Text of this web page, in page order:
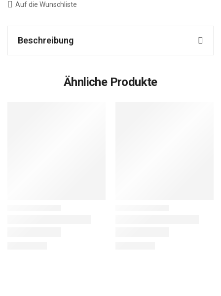
Auf die Wunschliste
Beschreibung
Ähnliche Produkte